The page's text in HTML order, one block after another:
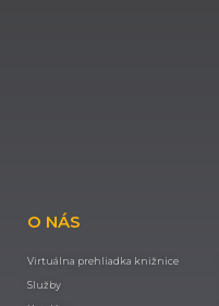
O NÁS
Virtuálna prehliadka knižnice
Služby